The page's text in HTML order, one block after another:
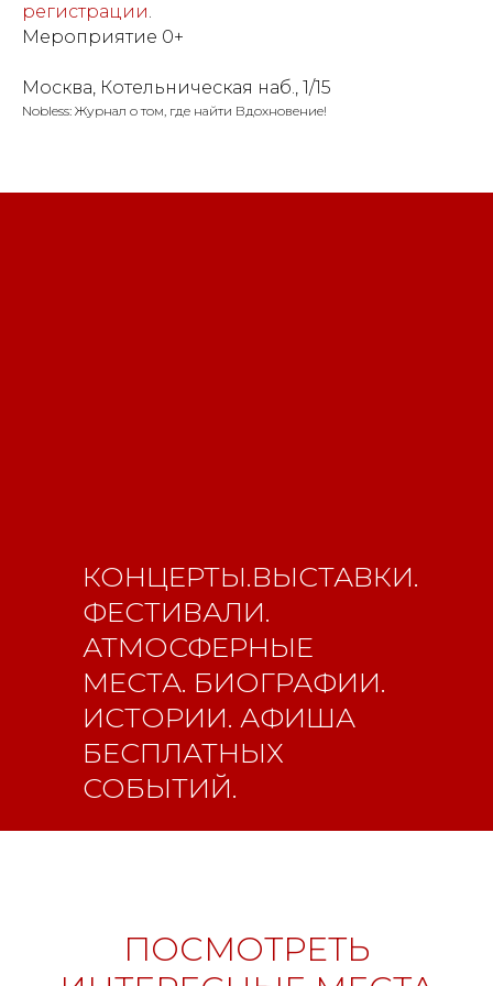
регистрации.
Мероприятие 0+
Москва, Котельническая наб., 1/15
Nobless: Журнал о том, где найти Вдохновение!
КОНЦЕРТЫ.ВЫСТАВКИ.
ФЕСТИВАЛИ.
АТМОСФЕРНЫЕ
МЕСТА. БИОГРАФИИ.
ИСТОРИИ. АФИША
БЕСПЛАТНЫХ
СОБЫТИЙ.
ПОСМОТРЕТЬ
Свидетельство о
регистрации СМИ ЭЛ №
ФС77-84346 от 08.12.2022
ISSN 3033-9081
RuTube
ОК